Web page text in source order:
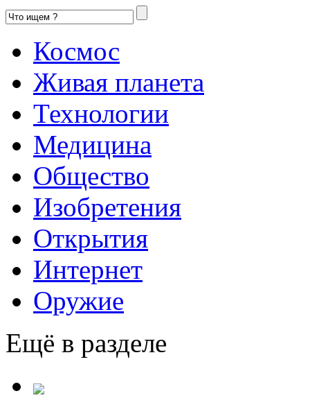
Космос
Живая планета
Технологии
Медицина
Общество
Изобретения
Открытия
Интернет
Оружие
Ещё в разделе